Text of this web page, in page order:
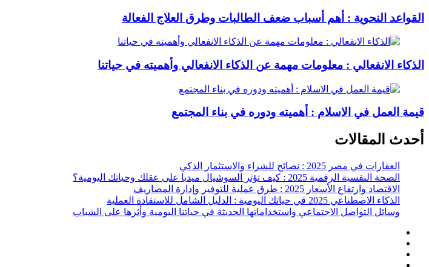
القواعد النحوية : أهم أسباب ضعف الطالبات وطرق العلاج الفعالة
الذكاء الانفعالي : معلومات مهمة عن الذكاء الانفعالي وأهميته في حياتنا
قيمة العمل في الاسلام : أهميته ودوره في بناء المجتمع
أحدث المقالات
العقارات في مصر 2025 : نصائح للشراء والاستثمار الذكي
الصحة النفسية الرقمية 2025 : كيف تؤثر السوشيال ميديا على عقلك وحياتك اليومية؟
الاقتصاد وارتفاع الأسعار 2025 : طرق عملية للتوفير وإدارة المصاريف
الذكاء الاصطناعي 2025 في حياتك اليومية : الدليل الشامل للاستفادة العملية
وسائل التواصل الاجتماعي واستخداماتها الحديثة في حياتنا اليومية وأثرها على الشباب